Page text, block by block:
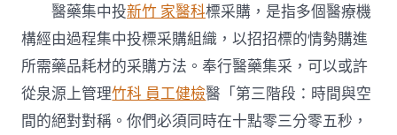
醫藥集中投新竹 家醫科標采購，是指多個醫療機
構經由過程集中投標采購組織，以招招標的情勢購進
所需藥品耗材的采購方法。奉行醫藥集采，可以或許
從泉源上管理竹科 員工健檢醫「第三階段：時間與空
間的絕對對稱。你們必須同時在十點零三分零五秒，